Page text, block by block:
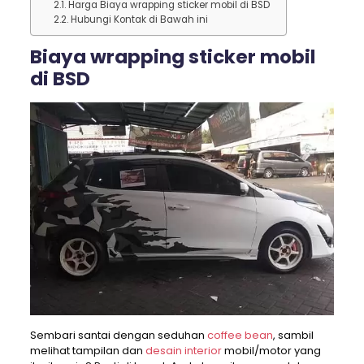
Harga Biaya wrapping sticker mobil di BSD
Hubungi Kontak di Bawah ini
Biaya wrapping sticker mobil
di BSD
Sembari santai dengan seduhan coffee bean, sambil
melihat tampilan dan desain interiormobil/motor yang